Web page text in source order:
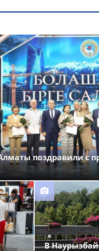
поздравили с
В